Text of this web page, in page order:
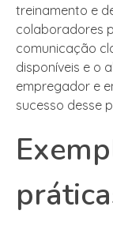
treinamento e
colaboradores
comunicação
disponíveis e o
empregador e
sucesso desse